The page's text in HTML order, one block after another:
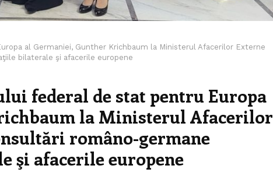
al Germaniei, Gunther Krichbaum la Ministerul Afacerilor Externe
bilaterale şi afacerile europene
federal de stat pentru Europa
la Ministerul Afacerilor
româno-germane
şi afacerile europene